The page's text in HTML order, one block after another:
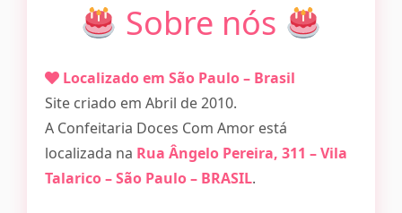
Sobre nós
Localizado em São Paulo – Brasil
Site criado em Abril de 2010.
A Confeitaria Doces Com Amor está
localizada na Rua Ângelo Pereira, 311 – Vila
Talarico – São Paulo – BRASIL.